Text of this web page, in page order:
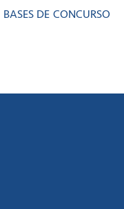
BASES DE CONCURSO